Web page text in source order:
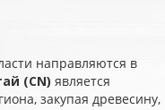
направляются в
(CN) является
закупая древесину,